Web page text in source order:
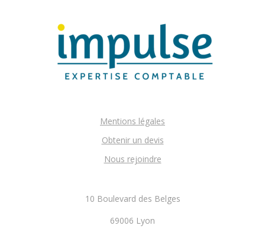
Mentions légales
Obtenir un devis
Nous rejoindre
10 Boulevard des Belges
69006 Lyon